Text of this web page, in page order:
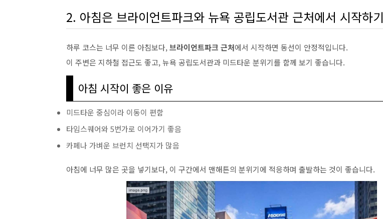
2. 아침은 브라이언트파크와 뉴욕 공립도서관 근처에서 시작하기
하루 코스는 너무 이른 아침보다,브라이언트파크 근처에서 시작하면 동선이 안정적입니다.
이 주변은 지하철 접근도 좋고, 뉴욕 공립도서관과 미드타운 분위기를 함께 보기 좋습니다.
아침 시작이 좋은 이유
미드타운 중심이라 이동이 편함
타임스퀘어와 5번가로 이어가기 좋음
카페나 가벼운 브런치 선택지가 많음
아침에 너무 많은 곳을 넣기보다, 이 구간에서 맨해튼의 분위기에 적응하며 출발하는 것이 좋습니다.